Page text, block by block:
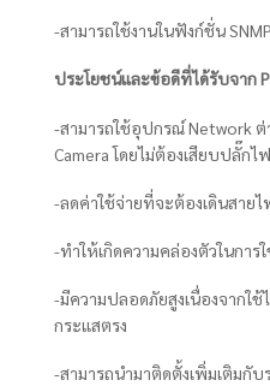
-สามารถใช้งานในฟังก์ชั่น
ประโยชน์และข้อดีที่ได้รับจาก
-สามารถใช้อุปกรณ์ Network ต่
Camera โดยไม่ต้องเสียบปลั๊กไ
-ลดค่าใช้จ่ายที่จะต้องเดินสาย
-ทำให้เกิดความคล่องตัวในการ
-มีความปลอดภัยสูงเนื่องจากใ
กระแสตรง
-สามารถนำมาติดตั้งเพิ่มเติมกับ